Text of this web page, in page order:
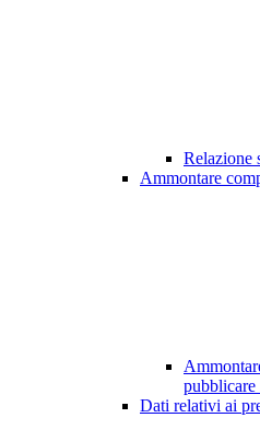
Relazione
Ammontare
Dati relativi ai